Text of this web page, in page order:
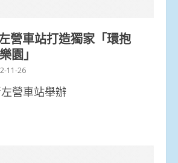
營車站打造獨家「環抱
園」
11-26
營車站舉辦